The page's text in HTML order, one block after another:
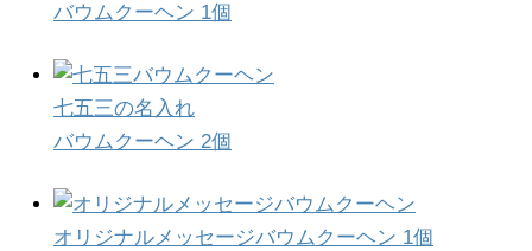
バウムクーヘン 1個
七五三の名入れ
バウムクーヘン 2個
オリジナルメッセージバウムクーヘン 1個